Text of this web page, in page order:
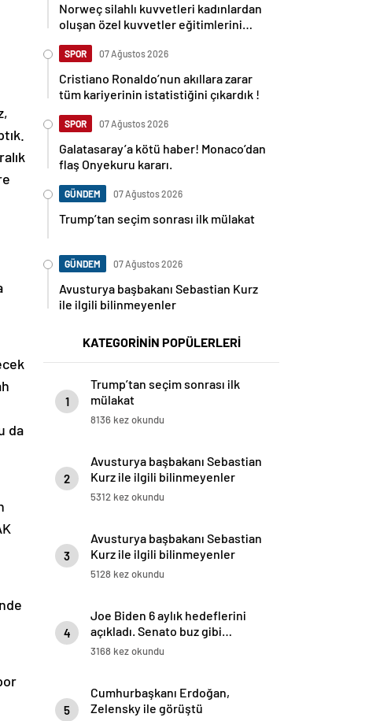
da
Norweç silahlı kuvvetleri kadınlardan
oluşan özel kuvvetler eğitimlerini
SPOR 07 Ağustos 2026
Cristiano Ronaldo’nun akıllara zarar
tüm kariyerinin istatistiğini çıkardık !
SPOR 07 Ağustos 2026
Galatasaray’a kötü haber! Monaco’dan
flaş Onyekuru kararı.
GÜNDEM 07 Ağustos 2026
Trump’tan seçim sonrası ilk mülakat
GÜNDEM 07 Ağustos 2026
Avusturya başbakanı Sebastian Kurz
ile ilgili bilinmeyenler
KATEGORİNİN POPÜLERLERİ
1
Trump’tan seçim sonrası ilk
mülakat
8136 kez okundu
2
Avusturya başbakanı Sebastian
Kurz ile ilgili bilinmeyenler
5312 kez okundu
3
Avusturya başbakanı Sebastian
Kurz ile ilgili bilinmeyenler
5128 kez okundu
4
Joe Biden 6 aylık hedeflerini
açıkladı. Senato buz gibi…
3168 kez okundu
5
Cumhurbaşkanı Erdoğan,
Zelensky ile görüştü